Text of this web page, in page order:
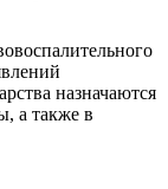
назначаются
а также в